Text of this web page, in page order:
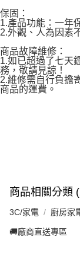
保固：
1.產品功能：一年
2.外觀、人為因素
商品故障維修：
1.如已超過了七天
務，敬請見諒！
2.維修需自行負擔
商品的運費。
商品相關分類
3C/家電 廚房家
🚚廠商直送專區